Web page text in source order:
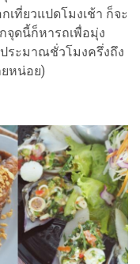
เที่ยวแปดโมงเช้า ก็จะ
จุดนี้ก็หารถเพื่อมุ่ง
ระมาณชั่วโมงครึ่งถึง
หน่อย)